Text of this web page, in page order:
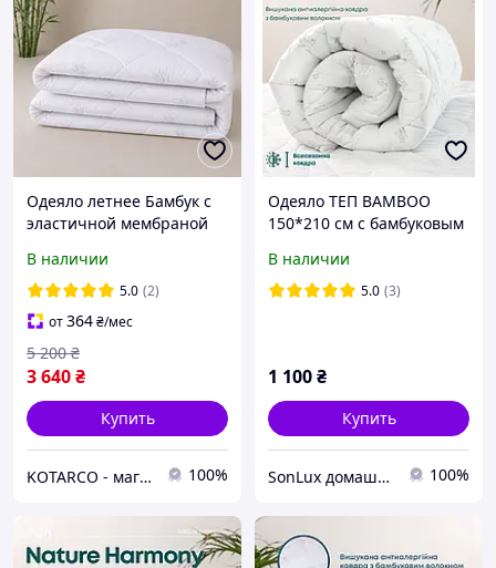
Одеяло летнее Бамбук с
эластичной мембраной
В наличии
5.0 (2)
от364₴/мес
3 640₴
5 200 ₴
Купить
KOTARCO - магазин постільних приналежностей 100%
Одеяло ТЕП BAMBOO
150*210 см с бамбуковым
В наличии
5.0 (3)
1 100₴
Купить
SonLux домашний текстиль и одежда для дома 100%